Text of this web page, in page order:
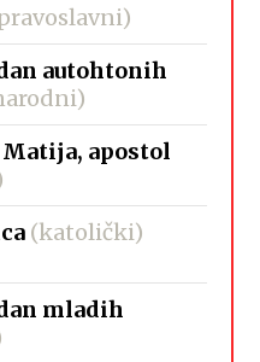
autohtonih
apostol
(katolički)
mladih